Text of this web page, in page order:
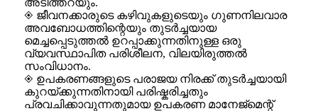
◈ ജീവനക്കാരുടെ കഴിവുകളുടെയും ഗുണനിലവാര
അവബോധത്തിന്റെയും തുടർച്ചയായ
മെച്ചപ്പെടുത്തൽ ഉറപ്പാക്കുന്നതിനുള്ള ഒരു
വ്യവസ്ഥാപിത പരിശീലന, വിലയിരുത്തൽ
സംവിധാനം.
◈ ഉപകരണങ്ങളുടെ പരാജയ നിരക്ക് തുടർച്ചയായി
കുറയ്ക്കുന്നതിനായി പരിഷ്കരിച്ചതും
പ്രവചിക്കാവുന്നതുമായ ഉപകരണ മാനേജ്മെന്റ്